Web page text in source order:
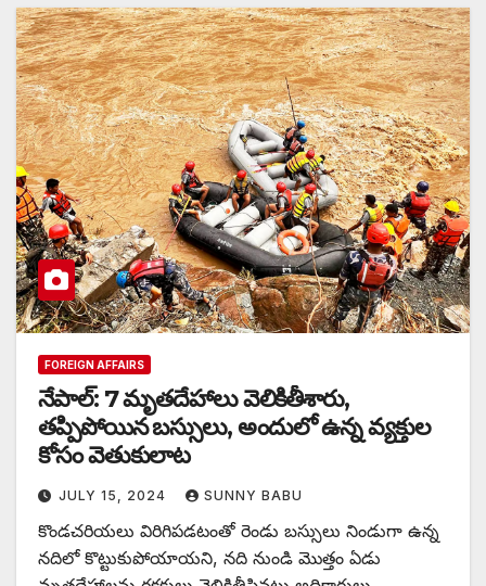
FOREIGN AFFAIRS
నేపాల్: 7 మృతదేహాలు వెలికితీశారు,
తప్పిపోయిన బస్సులు, అందులో ఉన్న వ్యక్తుల
కోసం వెతుకులాట
JULY 15, 2024 SUNNY BABU
కొండచరియలు విరిగిపడటంతో రెండు బస్సులు నిండుగా ఉన్న
నదిలో కొట్టుకుపోయాయని, నది నుండి మొత్తం ఏడు